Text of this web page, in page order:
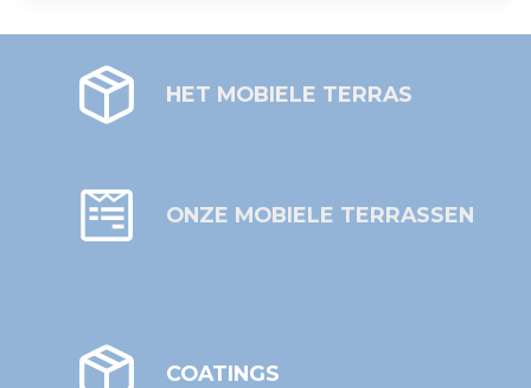
HET MOBIELE TERRAS
ONZE MOBIELE TERRASSEN
COATINGS